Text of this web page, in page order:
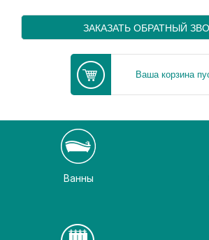
ЗАКАЗАТЬ ОБРАТНЫЙ
Ваша корзина
Ванны